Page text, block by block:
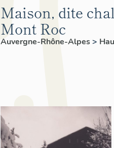
Maison, dite
Mont Roc
Auvergne-Rhône-Alpes>